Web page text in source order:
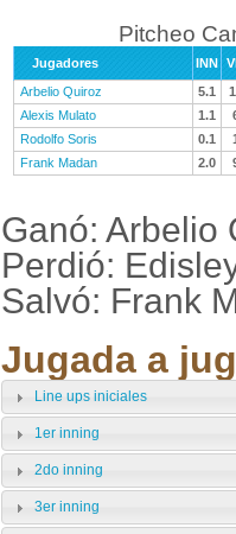
Pitcheo
Jugadores INN
Arbelio Quiroz
5.1
Alexis Mulato
1.1
Rodolfo Soris
0.1
Frank Madan
2.0
Ganó: Arbelio
Perdió:
Salvó: Frank
Jugada a
Line ups iniciales
1er inning
2do inning
3er inning